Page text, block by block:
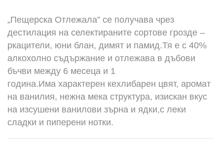
„Пещерска Отлежала” се получава чрез
дестилация на селектираните сортове грозде –
ркацители, юни блан, димят и памид.Тя е с 40%
алкохолно съдържание и отлежава в дъбови
бъчви между 6 месеца и 1
година.Има характерен кехлибарен цвят, аромат
на ванилия, нежна мека структура, изискан вкус
на изсушени ванилови зърна и ядки,с леки
сладки и пиперени нотки.